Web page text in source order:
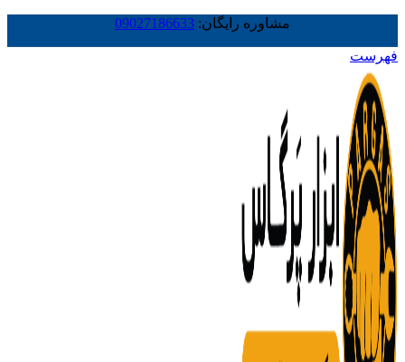
مشاوره رایگان: 09027186633
فهرست